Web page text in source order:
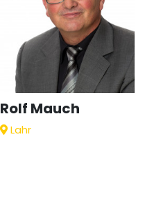
Rolf Mauch
Lahr